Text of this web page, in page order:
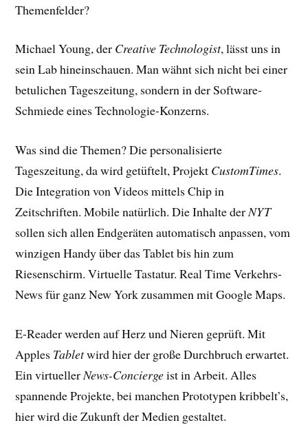
Themenfelder?
Michael Young, der Creative Technologist, lässt uns in
sein Lab hineinschauen. Man wähnt sich nicht bei einer
betulichen Tageszeitung, sondern in der Software-
Schmiede eines Technologie-Konzerns.
Was sind die Themen? Die personalisierte
Tageszeitung, da wird getüftelt, Projekt CustomTimes.
Die Integration von Videos mittels Chip in
Zeitschriften. Mobile natürlich. Die Inhalte derNYT
sollen sich allen Endgeräten automatisch anpassen, vom
winzigen Handy über das Tablet bis hin zum
Riesenschirm. Virtuelle Tastatur. Real Time Verkehrs-
News für ganz New York zusammen mit Google Maps.
E-Reader werden auf Herz und Nieren geprüft. Mit
Apples Tabletwird hier der große Durchbruch erwartet.
Ein virtueller News-Conciergeist in Arbeit. Alles
spannende Projekte, bei manchen Prototypen kribbelt’s,
hier wird die Zukunft der Medien gestaltet.